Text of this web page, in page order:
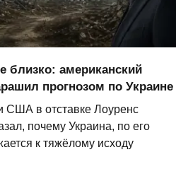
близко: американский
прогнозом по Украине
США в отставке Лоуренс
почему Украина, по его
к тяжёлому исходу